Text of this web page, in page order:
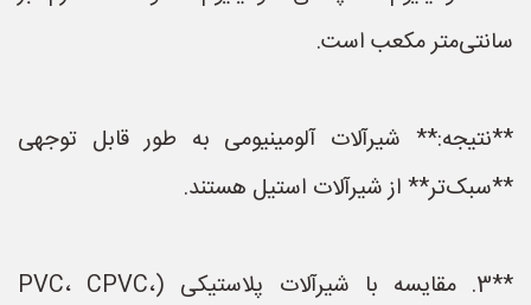
سانتی‌متر مکعب است.
**نتیجه:** شیرآلات آلومینیومی به طور قابل توجهی
**سبک‌تر** از شیرآلات استیل هستند.
**3. مقایسه با شیرآلات پلاستیکی (PVC، CPVC،